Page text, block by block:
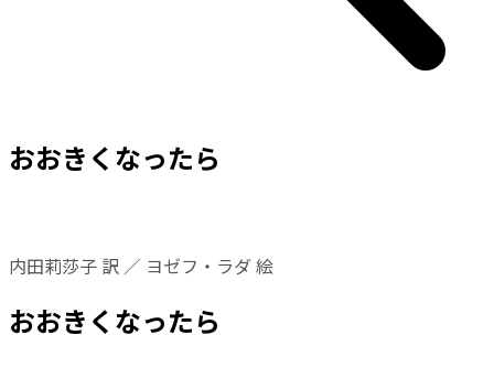
おおきくなったら
内田莉莎子 訳 ／ ヨゼフ・ラダ 絵
おおきくなったら